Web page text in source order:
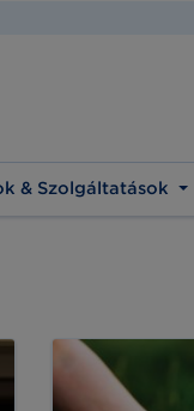
& Szolgáltatások